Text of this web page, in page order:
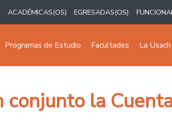
ACADÉMICAS(OS) EGRESADAS(OS)
Programas de Estudio Facultades La Usach
conjunto la